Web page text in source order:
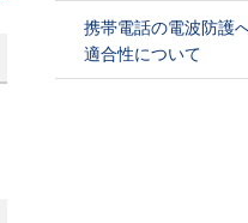
携帯電話の電波防護
適合性について